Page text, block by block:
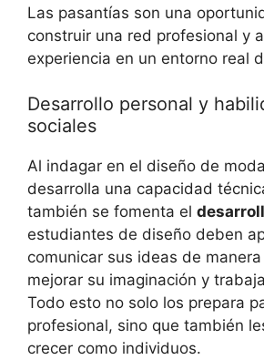
Las pasantías son una
construir una red profesional y
experiencia en un entorno real
Desarrollo personal y
sociales
Al indagar en el diseño de
desarrolla una capacidad
también se fomenta el
estudiantes de diseño deben
comunicar sus ideas de
mejorar su imaginación y
Todo esto no solo los prepara
profesional, sino que también
crecer como individuos.